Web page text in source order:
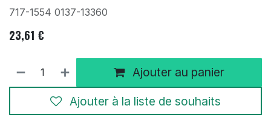
717-1554 0137-13360
23,61 €
Ajouter au panier
Ajouter à la liste de souhaits